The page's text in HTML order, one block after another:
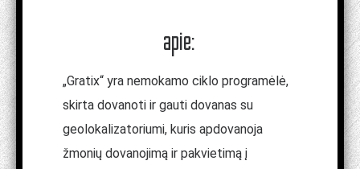
apie:
„Gratix“ yra nemokamo ciklo programėlė,
skirta dovanoti ir gauti dovanas su
geolokalizatoriumi, kuris apdovanoja
žmonių dovanojimą ir pakvietimą į